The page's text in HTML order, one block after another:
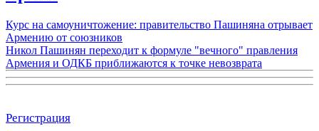
Курс на самоуничтожение: правительство Пашиняна отрывает
Армению от союзников
Никол Пашинян переходит к формуле "вечного" правления
Армения и ОДКБ приближаются к точке невозврата
Регистрация